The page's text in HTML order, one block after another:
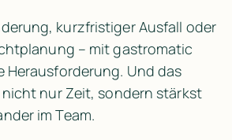
kurzfristiger Ausfall oder
– mit gastromatic
Herausforderung. Und das
nicht nur Zeit, sondern stärkst
im Team.